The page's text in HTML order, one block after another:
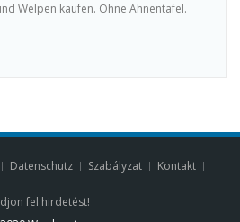
Welpen kaufen. Ohne Ahnentafel.
Datenschutz Szabályzat Kontakt
fel hirdetést!